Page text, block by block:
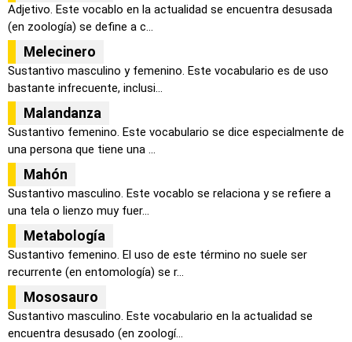
Adjetivo. Este vocablo en la actualidad se encuentra desusada
(en zoología) se define a c...
Melecinero
Sustantivo masculino y femenino. Este vocabulario es de uso
bastante infrecuente, inclusi...
Malandanza
Sustantivo femenino. Este vocabulario se dice especialmente de
una persona que tiene una ...
Mahón
Sustantivo masculino. Este vocablo se relaciona y se refiere a
una tela o lienzo muy fuer...
Metabología
Sustantivo femenino. El uso de este término no suele ser
recurrente (en entomología) se r...
Mososauro
Sustantivo masculino. Este vocabulario en la actualidad se
encuentra desusado (en zoologí...